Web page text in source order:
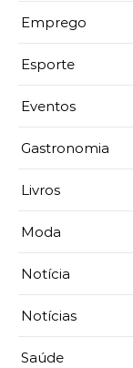
Emprego
Esporte
Eventos
Gastronomia
Livros
Moda
Notícia
Notícias
Saúde